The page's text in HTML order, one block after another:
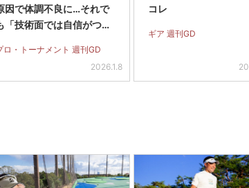
因で体調不良に…それで
「技術面では自信がつい
ロ・トーナメント 週刊GD
2026.1.8
コレ
ギア 週刊GD